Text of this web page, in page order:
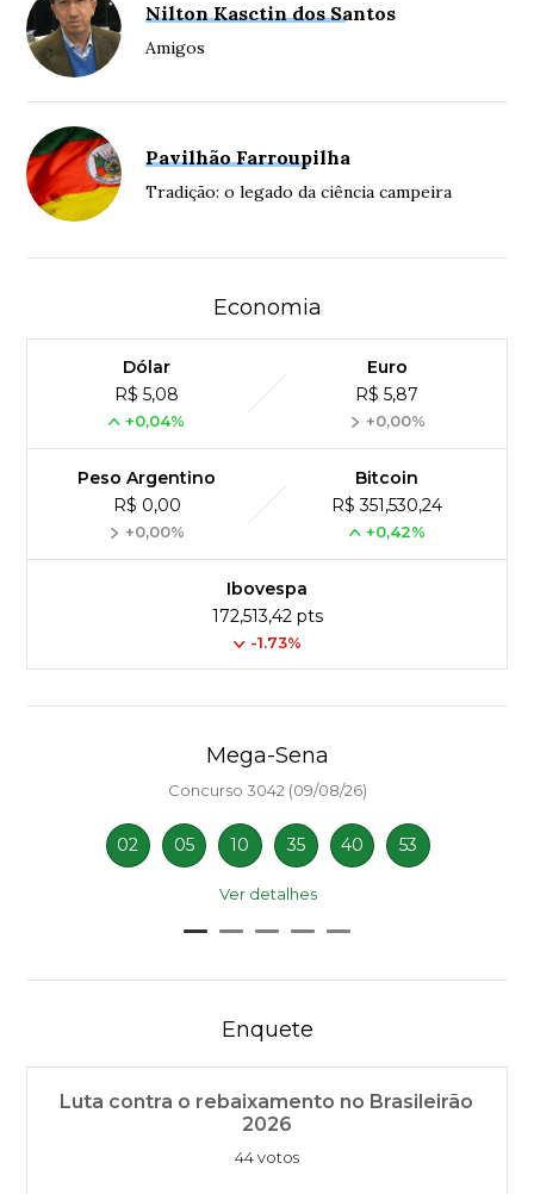
Nilton Kasctin dos Santos
Amigos
Pavilhão Farroupilha
Tradição: o legado da ciência campeira
Economia
Dólar
R$ 5,08
+0,04%
Euro
R$ 5,87
+0,00%
Peso Argentino
R$ 0,00
+0,00%
Bitcoin
R$ 351,530,24
+0,42%
Ibovespa
172,513,42 pts
-1.73%
Mega-Sena
Concurso 3042 (09/08/26)
02 05 10 35 40 53
Ver detalhes
Enquete
Luta contra o rebaixamento no Brasileirão
2026
44 votos